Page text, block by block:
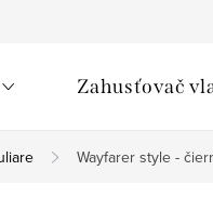
Zahusťovač
Wayfarer style -